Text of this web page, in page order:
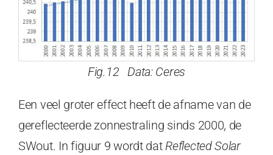
Fig.12 Data: Ceres
Een veel groter effect heeft de afname van de
gereflecteerde zonnestraling sinds 2000, de
SWout. In figuur 9 wordt dat Reflected Solar